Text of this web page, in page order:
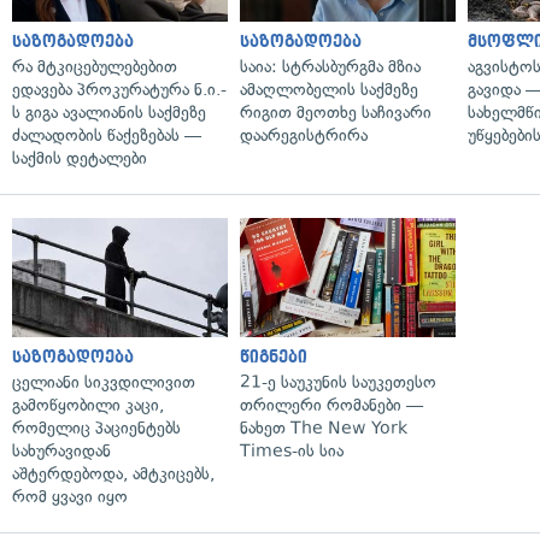
საზოგადოება
რა მტკიცებულებებით
ედავება პროკურატურა ნ.ი.-
ს გიგა ავალიანის საქმეზე
ძალადობის წაქეზებას —
საქმის დეტალები
საზოგადოება
საია: სტრასბურგმა მზია
ამაღლობელის საქმეზე
რიგით მეოთხე საჩივარი
დაარეგისტრირა
გავიდა
საზოგადოება
ცელიანი სიკვდილივით
გამოწყობილი კაცი,
რომელიც პაციენტებს
სახურავიდან
აშტერდებოდა, ამტკიცებს,
რომ ყვავი იყო
წიგნები
21-ე საუკუნის საუკეთესო
თრილერი რომანები —
ნახეთ The New York
Times-ის სია